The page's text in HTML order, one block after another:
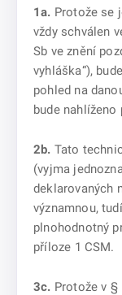
1a. Protože se
vždy schválen
Sb ve znění
vyhláška“),
pohled na
bude
2b. Tato
(vyjma
deklarovaných
významnou,
plnohodnotný
příloze 1 CSM.
3c. Protože v §